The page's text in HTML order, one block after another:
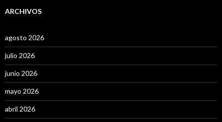
ARCHIVOS
agosto 2026
julio 2026
junio 2026
mayo 2026
abril 2026